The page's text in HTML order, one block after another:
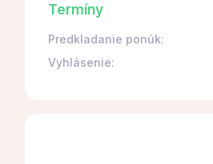
Termíny
Predkladanie ponúk:
Vyhlásenie: